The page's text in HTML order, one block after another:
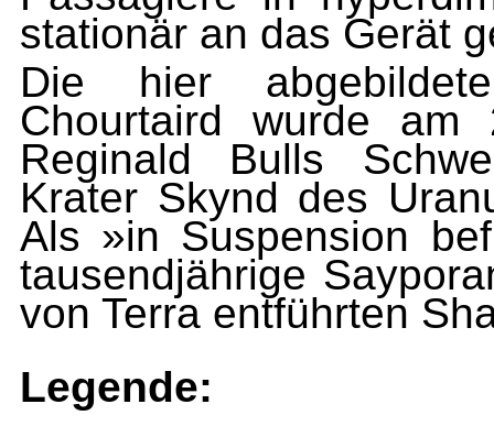
stationär an das Gerät
Die hier
Chourtaird wurde am
Reginald Bulls
Krater Skynd des
Als »in Suspension
tausendjährige
von Terra entführten
Legende: